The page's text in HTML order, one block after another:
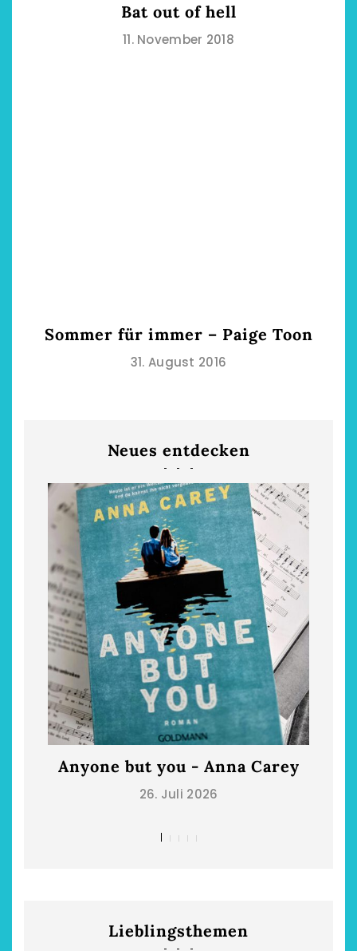
Neues entdecken
Anyone but you - Anna Carey
26. Juli 2026
Lieblingsthemen
Bat out of hell
11. November 2018
Sommer für immer – Paige Toon
31. August 2016